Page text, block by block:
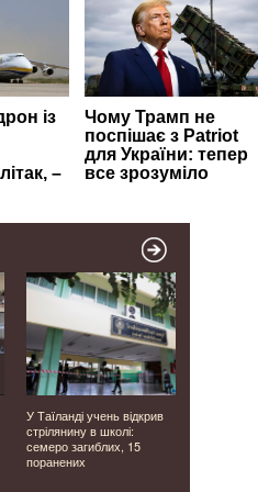
У Таїланді учень відкрив
стрілянину в школі:
семеро загиблих, 15
поранених